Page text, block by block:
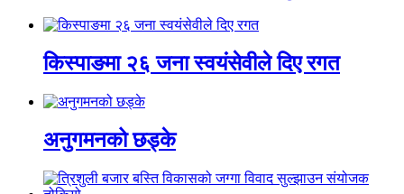
किस्पाङमा २६ जना स्वयंसेवीले दिए रगत
अनुगमनको छड्के